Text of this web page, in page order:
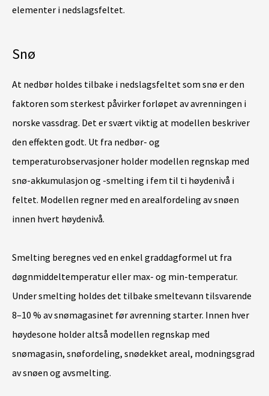
elementer i nedslagsfeltet.
Snø
At nedbør holdes tilbake i nedslagsfeltet som snø er den
faktoren som sterkest påvirker forløpet av avrenningen i
norske vassdrag. Det er svært viktig at modellen beskriver
den effekten godt. Ut fra nedbør- og
temperaturobservasjoner holder modellen regnskap med
snø-akkumulasjon og -smelting i fem til ti høydenivå i
feltet. Modellen regner med en arealfordeling av snøen
innen hvert høydenivå.
Smelting beregnes ved en enkel graddagformel ut fra
døgnmiddeltemperatur eller max- og min-temperatur.
Under smelting holdes det tilbake smeltevann tilsvarende
8–10 % av snømagasinet før avrenning starter. Innen hver
høydesone holder altså modellen regnskap med
snømagasin, snøfordeling, snødekket areal, modningsgrad
av snøen og avsmelting.